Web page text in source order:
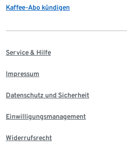
Kaffee-Abo kündigen
Service & Hilfe
Impressum
Datenschutz und Sicherheit
Einwilligungsmanagement
Widerrufsrecht